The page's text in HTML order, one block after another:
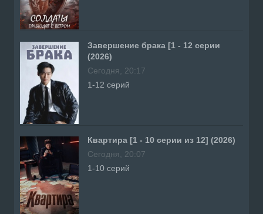
Завершение брака [1 - 12 серии
(2026)
Сегодня, 20:17
1-12 серий
Квартира [1 - 10 серии из 12] (2026)
Сегодня, 20:07
1-10 серий